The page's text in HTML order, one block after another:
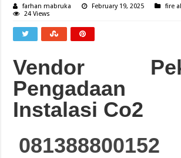
farhan mabruka February 19, 2025
fire
24 Views
Vendor
Instalasi Co2
081388800152